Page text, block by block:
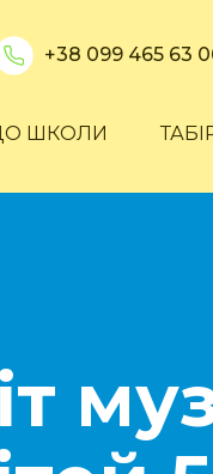
+38 099 465 63
ШКОЛИ